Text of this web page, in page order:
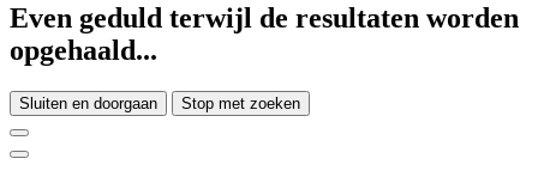
Even geduld terwijl de resultaten worden
opgehaald...
Sluiten en doorgaan Stop met zoeken